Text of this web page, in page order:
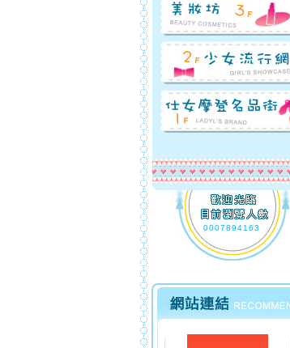
0007894163